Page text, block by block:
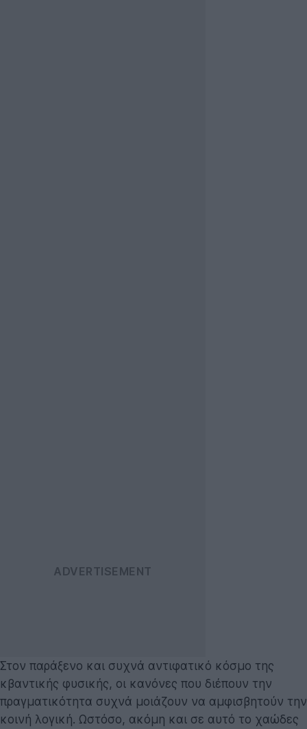
Στον παράξενο και συχνά αντιφατικό κόσμο της
κβαντικής φυσικής, οι κανόνες που διέπουν την
πραγματικότητα συχνά μοιάζουν να αμφισβητούν την
κοινή λογική. Ωστόσο, ακόμη και σε αυτό το χαώδες